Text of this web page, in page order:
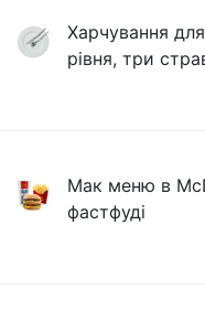
Харчування
рівня, три
Мак меню в
фастфуді